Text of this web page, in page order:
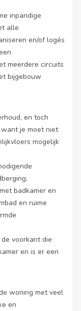
inpandige
alle
en/of logés
meerdere circuits
bijgebouw
en toch
je moet niet
mogelijk
badkamer en
en ruime
voorkant die
en is er een
woning met veel
en